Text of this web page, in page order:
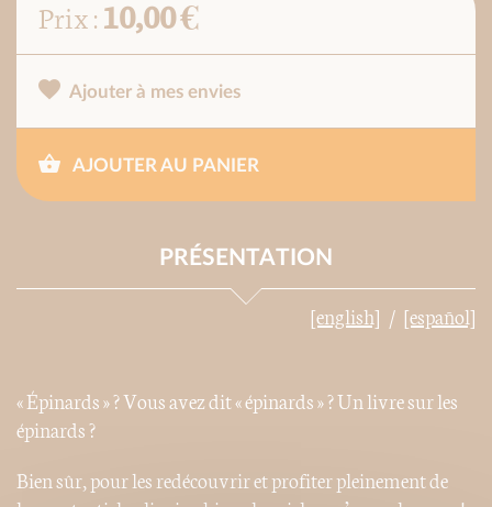
Prix :10,00 €
Ajouter à mes envies
AJOUTER AU PANIER
PRÉSENTATION
[english] [español]
« Épinards » ? Vous avez dit « épinards » ? Un livre sur les
épinards ?
Bien sûr, pour les redécouvrir et profiter pleinement de